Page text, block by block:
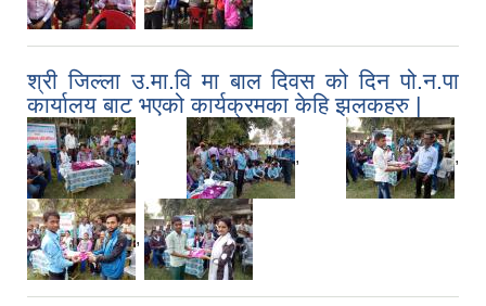
श्री जिल्ला उ.मा.वि मा बाल दिवस को दिन पो.न.पा
कार्यालय बाट भएको कार्यक्रमका केहि झलकहरु |
, , ,
,